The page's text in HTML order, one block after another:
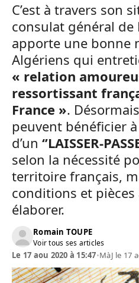
C’est à travers son
consulat général de
apporte une bonne
Algériens qui
« relation
ressortissant
France ».
peuvent bénéficier
d’un ‘’LAISSER-
selon la nécessité
territoire français,
conditions et
élaborer.
Romain TOUPE
Voir tous ses articles
Le 17 aou 2020 à 15:47•MàJ le 17